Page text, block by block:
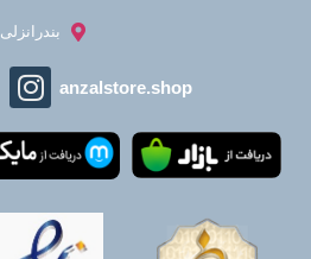
بندرانزلی
anzalstore.shop